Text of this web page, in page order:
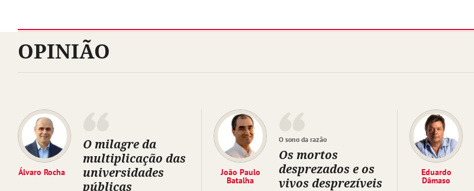
OPINIÃO
Álvaro Rocha
O milagre da
multiplicação das
universidades
públicas
João Paulo
Batalha
O sono da razão
Os mortos
desprezados e os
vivos desprezíveis
Eduardo
Dâmaso